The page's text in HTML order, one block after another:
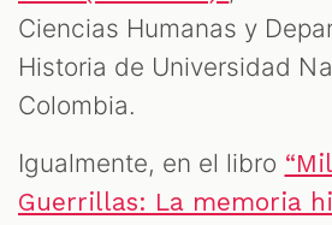
Ciencias Humanas y
Historia de Universidad
Colombia.
Igualmente, en el libro
Guerrillas: La memoria